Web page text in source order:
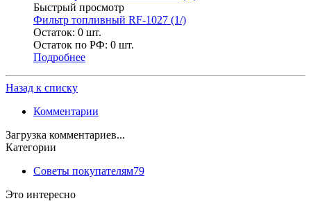
Быстрый просмотр
Фильтр топливный RF-1027 (1/)
Остаток: 0 шт.
Остаток по РФ: 0 шт.
Подробнее
Назад к списку
Комментарии
Загрузка комментариев...
Категории
Советы покупателям79
Это интересно